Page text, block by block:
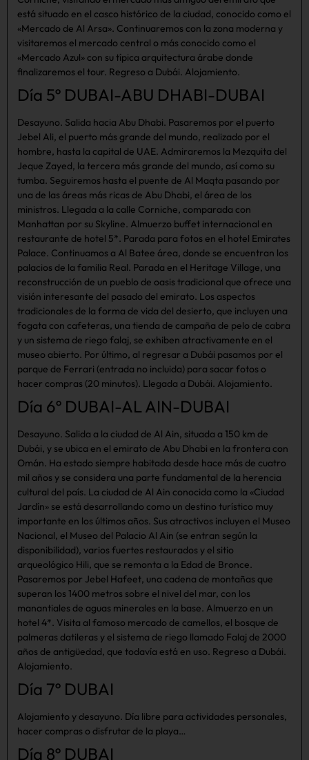
está situado en el casco histórico de la ciudad, conocido como el
«Mercado de Al Arsa». Continuaremos con la zona moderna y
visitaremos el mercado central o más conocido como el
«Mercado Azul» con su típica arquitectura árabe donde
finalizaremos el tour. Regreso a Dubái. Alojamiento.
Día 5º DUBAI-ABU DHABI-DUBAI
Desayuno. Salida hacia Abu Dhabi. Pasaremos por el puerto
Jebel Ali, el puerto más grande del mundo, realizado por el
hombre, hasta la capital de UAE. Admiraremos la Mezquita del
Jeque Zayed, la tercera más grande del mundo, así como su
tumba. Seguiremos hasta el puente de Al Maqta pasando por
una de las áreas más ricas de Abu Dhabi, el área de los
ministros. Llegada a la calle Corniche, comparada con
Manhattan por su Skyline. Almuerzo buffet internacional en
restaurante de hotel 5*. Parada para fotos en el hotel Emirates
Palace. Continuamos a Al Batee área, donde se encuentran los
palacios de la familia Real. Parada en el Heritage Village, una
reconstrucción de un pueblo de oasis tradicional que ofrece una
visión interesante del pasado del emirato. Los aspectos
tradicionales de la forma de vida del desierto, que incluyen una
fogata con cafeteras, una tienda de campaña de pelo de cabra
y un sistema de riego falaj, se exhiben atractivamente en el
museo abierto. Por último, al regresar a Dubái pasamos por el
parque de Ferrari (entrada no incluida) para sacar fotos o
hacer compras (20 minutos). Llegada a Dubái. Alojamiento.
Día 6º DUBAI-AL AIN-DUBAI
Desayuno. Salida a la ciudad de Al Ain, situada a 150 km de
Dubái, y se ubica en el emirato de Abu Dhabi en la frontera con
Omán. Ha estado siempre habitada desde hace más de cuatro
mil años y se considera una parte fundamental de la herencia
cultural del país. La ciudad de Al Ain conocida como la «Ciudad
Jardín» se está desarrollando como un destino turístico muy
importante en los últimos años. Sus atractivos incluyen el Museo
Nacional, el Museo del Palacio Al Ain (se entran según la
disponibilidad), varios fuertes restaurados y el sitio
arqueológico Hili, que se remonta a la Edad de Bronce.
Pasaremos por Jebel Hafeet, una cadena de montañas que
superan los 1400 metros sobre el nivel del mar, con los
manantiales de aguas minerales en la base. Almuerzo en un
hotel 4*. Visita al famoso mercado de camellos, el bosque de
palmeras datileras y el sistema de riego llamado Falaj de 2000
años de antigüedad, que todavía está en uso. Regreso a Dubái.
Alojamiento.
Día 7º DUBAI
Alojamiento y desayuno. Día libre para actividades personales,
hacer compras o disfrutar de la playa…
Día 8º DUBAI